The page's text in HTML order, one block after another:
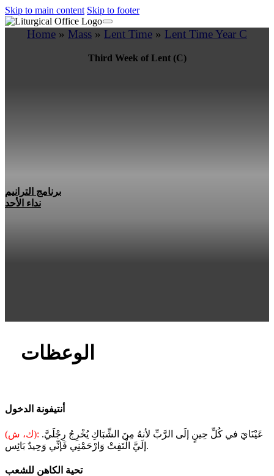
Skip to main content Skip to footer
Home » Mass » Lent Time » Lent Time Year C
Third Week of Lent (C)
برنامج الترانيم
نداء الأحد
الوعظات
أنتيفونة الدخول
(ك، ش):
إلَيَّ الْتَفِتْ وَارْحَمْنِي فَإنِّي وَحِيدٌ بَائِس.
تحية الكاهن للشعب